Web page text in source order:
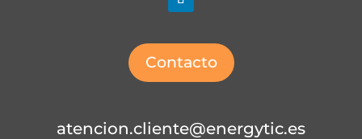
Contacto
atencion.cliente@energytic.es